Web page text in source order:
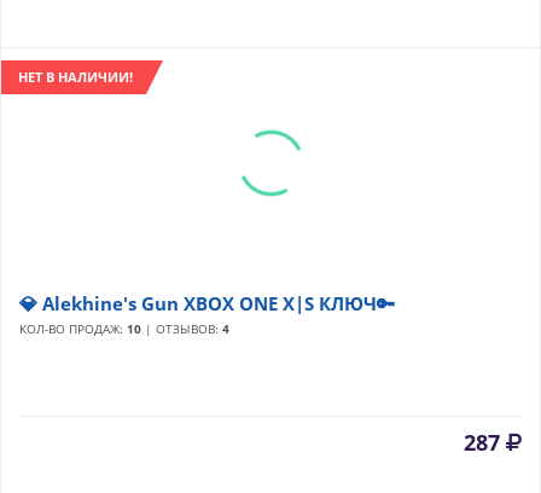
НЕТ В НАЛИЧИИ!
💎 Alekhine's Gun XBOX ONE X|S КЛЮЧ🔑
КОЛ-ВО ПРОДАЖ: 10 | ОТЗЫВОВ: 4
287